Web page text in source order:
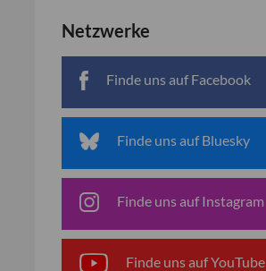
Netzwerke
Finde uns auf Facebook
Finde uns auf Bluesky
Finde uns auf Instagram
Finde uns auf YouTube